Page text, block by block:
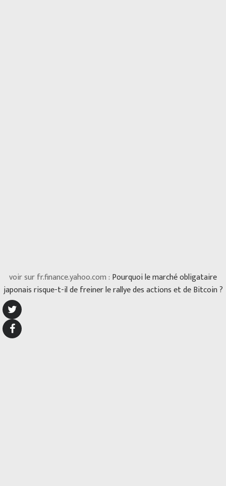
voir sur fr.finance.yahoo.com : Pourquoi le marché obligataire
japonais risque-t-il de freiner le rallye des actions et de Bitcoin ?